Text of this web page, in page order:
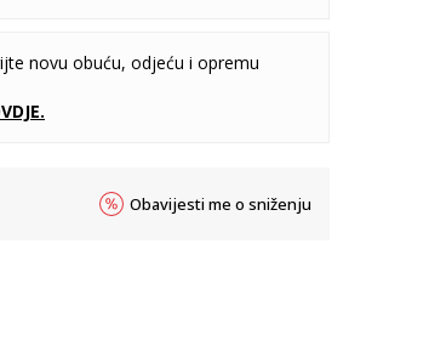
novu obuću, odjeću i opremu
.
Obavijesti me o sniženju